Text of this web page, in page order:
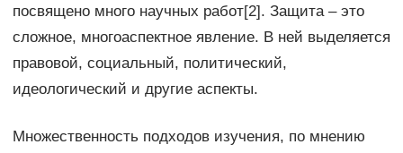
посвящено много научных работ[2]. Защита – это
сложное, многоаспектное явление. В ней выделяется
правовой, социальный, политический,
идеологический и другие аспекты.
Множественность подходов изучения, по мнению